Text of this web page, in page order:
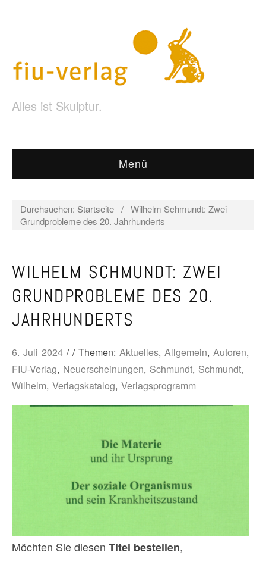
Alles ist Skulptur.
Menü
Durchsuchen: Startseite / Wilhelm Schmundt: Zwei
Grundprobleme des 20. Jahrhunderts
WILHELM SCHMUNDT: ZWEI
GRUNDPROBLEME DES 20.
JAHRHUNDERTS
6. Juli 2024 / / Themen: Aktuelles, Allgemein, Autoren,
FIU-Verlag, Neuerscheinungen, Schmundt, Schmundt,
Wilhelm, Verlagskatalog, Verlagsprogramm
Möchten Sie diesen Titel bestellen,